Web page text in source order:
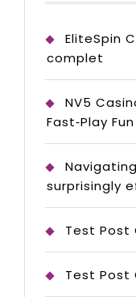
EliteSpin
complet
NV5
Fast‑Play
surprisingly
Test Post
Test Post